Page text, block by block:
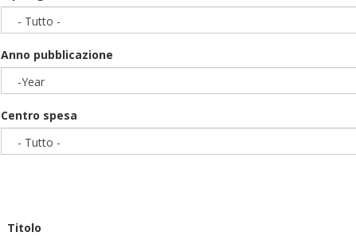
- Tutto -
Anno pubblicazione
-Year
Centro spesa
- Tutto -
Titolo